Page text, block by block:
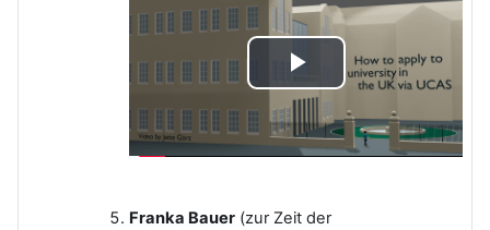
Video
abspielen
Franka Bauer (zur Zeit der